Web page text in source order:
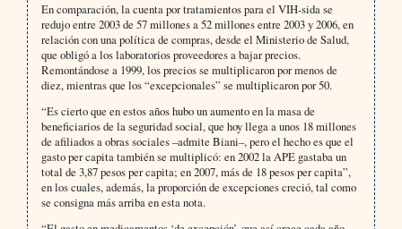
En comparación, la cuenta por tratamientos para el VIH-sida se
redujo entre 2003 de 57 millones a 52 millones entre 2003 y 2006, en
relación con una política de compras, desde el Ministerio de Salud,
que obligó a los laboratorios proveedores a bajar precios.
Remontándose a 1999, los precios se multiplicaron por menos de
diez, mientras que los “excepcionales” se multiplicaron por 50.
“Es cierto que en estos años hubo un aumento en la masa de
beneficiarios de la seguridad social, que hoy llega a unos 18 millones
de afiliados a obras sociales –admite Biani–, pero el hecho es que el
gasto per capita también se multiplicó: en 2002 la APE gastaba un
total de 3,87 pesos per capita; en 2007, más de 18 pesos per capita”,
en los cuales, además, la proporción de excepciones creció, tal como
se consigna más arriba en esta nota.